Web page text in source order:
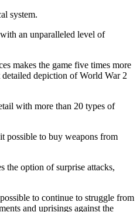
system.
an unparalleled level of
makes the game five times more
depiction of World War 2
with more than 20 types of
possible to buy weapons from
the option of surprise attacks,
to continue to struggle from
and uprisings against the